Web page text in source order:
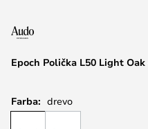
Epoch Polička L50 Light
Farba: drevo